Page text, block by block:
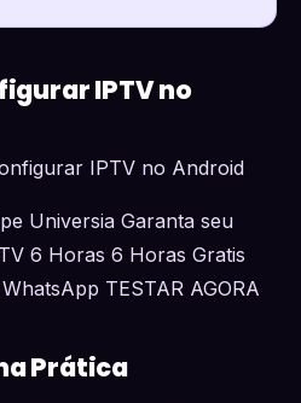
IPTV no
IPTV no Android
Universia Garanta seu
6 Horas 6 Horas Gratis
TESTAR AGORA
Prática